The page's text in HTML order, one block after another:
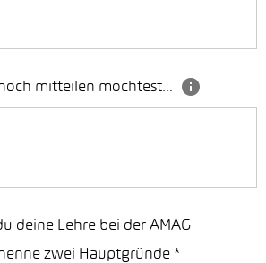
mitteilen möchtest…
deine Lehre bei der AMAG
zwei Hauptgründe *